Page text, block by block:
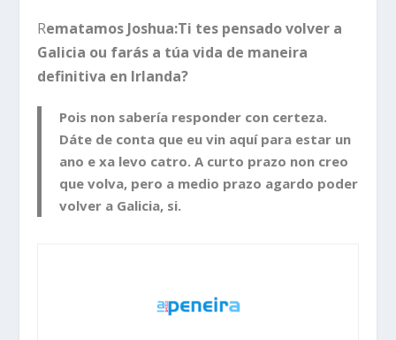
Rematamos Joshua:Ti tes pensado volver a
Galicia ou farás a túa vida de maneira
definitiva en Irlanda?
Pois non sabería responder con certeza.
Dáte de conta que eu vin aquí para estar un
ano e xa levo catro. A curto prazo non creo
que volva, pero a medio prazo agardo poder
volver a Galicia, si.